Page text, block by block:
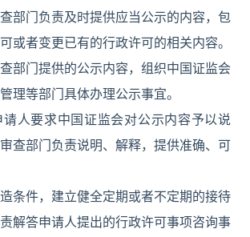
部门负责及时提供应当公示的内容，包
或者变更已有的行政许可的相关内容。
部门提供的公示内容，组织中国证监会
理等部门具体办理公示事宜。
人要求中国证监会对公示内容予以说
查部门负责说明、解释，提供准确、可
条件，建立健全定期或者不定期的接待
解答申请人提出的行政许可事项咨询事